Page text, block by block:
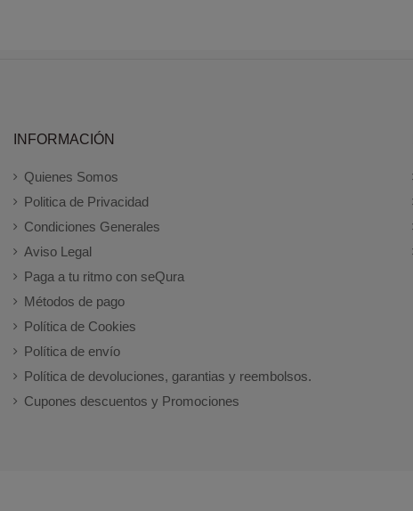
INFORMACIÓN
Quienes Somos
Politica de Privacidad
Condiciones Generales
Aviso Legal
Paga a tu ritmo con seQura
Métodos de pago
Política de Cookies
Política de envío
Política de devoluciones, garantias y reembolsos.
Cupones descuentos y Promociones